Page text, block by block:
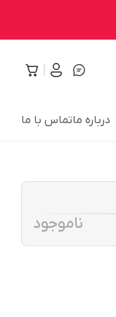
درباره ماتماس با ما
ناموجود